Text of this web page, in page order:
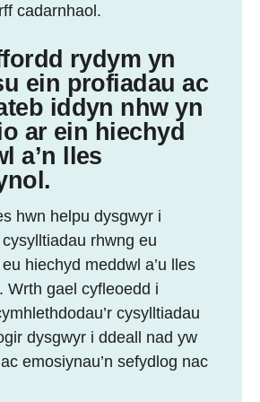
cadarnhaol.
rydym yn
ein profiadau ac
iddyn nhw yn
ar ein hiechyd
a’n lles
hwn helpu dysgwyr i
cysylltiadau rhwng eu
hiechyd meddwl a’u lles
Wrth gael cyfleoedd i
cysylltiadau
dysgwyr i ddeall nad yw
emosiynau’n sefydlog nac